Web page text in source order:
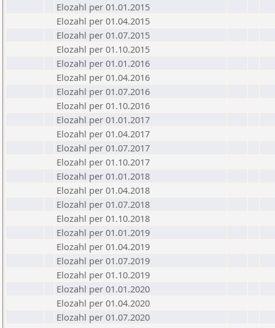
Elozahl per 01.01.2015
Elozahl per 01.04.2015
Elozahl per 01.07.2015
Elozahl per 01.10.2015
Elozahl per 01.01.2016
Elozahl per 01.04.2016
Elozahl per 01.07.2016
Elozahl per 01.10.2016
Elozahl per 01.01.2017
Elozahl per 01.04.2017
Elozahl per 01.07.2017
Elozahl per 01.10.2017
Elozahl per 01.01.2018
Elozahl per 01.04.2018
Elozahl per 01.07.2018
Elozahl per 01.10.2018
Elozahl per 01.01.2019
Elozahl per 01.04.2019
Elozahl per 01.07.2019
Elozahl per 01.10.2019
Elozahl per 01.01.2020
Elozahl per 01.04.2020
Elozahl per 01.07.2020